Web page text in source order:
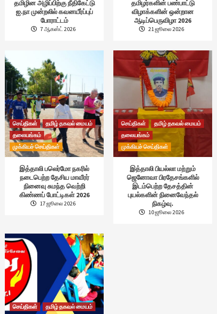
தமிழின அழிப்பிற்கு நீதிகேட்டு
ஐ.நா முன்றலில் கவனயீர்ப்புப்
போராட்டம்
7 ஆகஸ்ட் 2026
தமிழர்களின் பண்பாட்டு
விழாக்களின் ஒன்றான
ஆடிப்பெருவிழா 2026
21 ஜூலை 2026
செய்திகள்
தமிழ் தகவல் மையம்
தலையங்கம்
முக்கியச் செய்திகள்
இத்தாலி பலெர்மோ நகரில்
நடைபெற்ற தேசிய மாவீரர்
நினைவு சுமந்த வெற்றி
கிண்ணப் போட்டிகள் 2026
17 ஜூலை 2026
செய்திகள்
தமிழ் தகவல் மையம்
தலையங்கம்
முக்கியச் செய்திகள்
இத்தாலி பியல்லா மற்றும்
ஜெனோவா பிரதேசங்களில்
இடம்பெற்ற தேசத்தின்
புயல்களின் நினைவேந்தல்
நிகழ்வு.
10 ஜூலை 2026
செய்திகள் தமிழ் தகவல் மையம்